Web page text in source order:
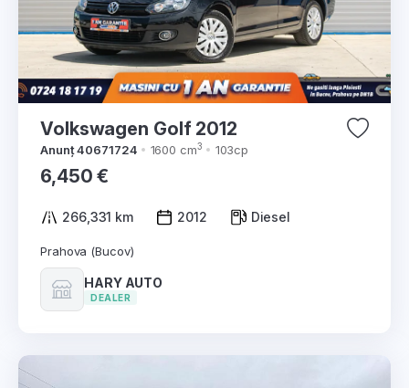
Volkswagen Golf 2012
Anunț 40671724 1600 cm3 103cp
6,450 €
266,331 km 2012 Diesel
Prahova (Bucov)
HARY AUTO
DEALER